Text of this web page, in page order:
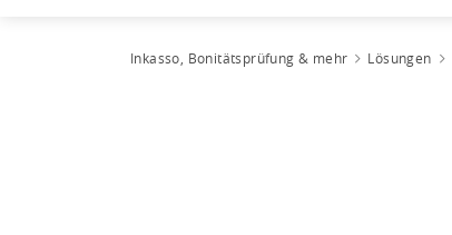
Inkasso, Bonitätsprüfung & mehr Lösungen